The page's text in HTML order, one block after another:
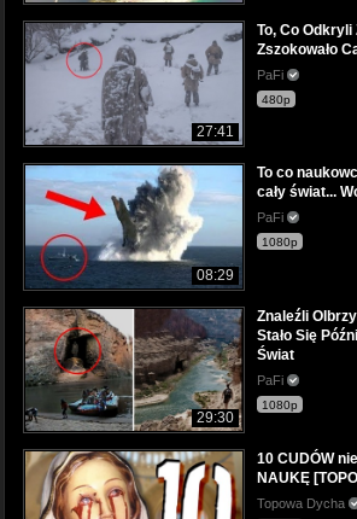
27:41
To, Co Odkryli
Zszokowało
PaFi
480p
08:29
To co
cały świat...
PaFi
1080p
29:30
Znaleźli
Stało Się
Świat
PaFi
1080p
10 CUDÓW
NAUKĘ
Topowa Dycha